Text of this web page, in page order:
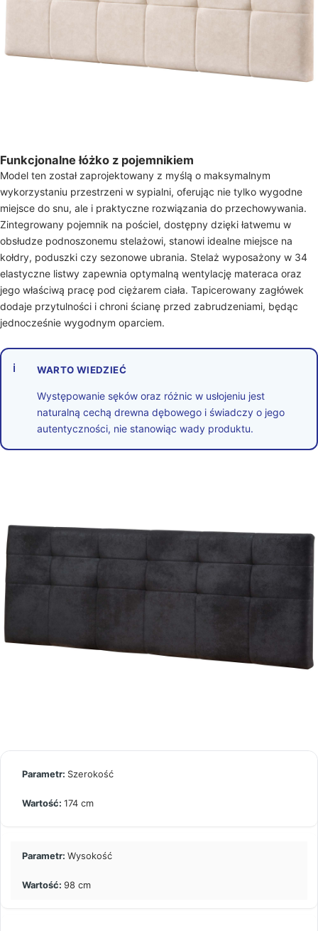
Funkcjonalne łóżko z pojemnikiem
Model ten został zaprojektowany z myślą o maksymalnym
wykorzystaniu przestrzeni w sypialni, oferując nie tylko wygodne
miejsce do snu, ale i praktyczne rozwiązania do przechowywania.
Zintegrowany pojemnik na pościel, dostępny dzięki łatwemu w
obsłudze podnoszonemu stelażowi, stanowi idealne miejsce na
kołdry, poduszki czy sezonowe ubrania. Stelaż wyposażony w 34
elastyczne listwy zapewnia optymalną wentylację materaca oraz
jego właściwą pracę pod ciężarem ciała. Tapicerowany zagłówek
dodaje przytulności i chroni ścianę przed zabrudzeniami, będąc
jednocześnie wygodnym oparciem.
ℹ WARTO WIEDZIEĆ
Występowanie sęków oraz różnic w usłojeniu jest
naturalną cechą drewna dębowego i świadczy o jego
autentyczności, nie stanowiąc wady produktu.
Szerokość
174 cm
Wysokość
98 cm